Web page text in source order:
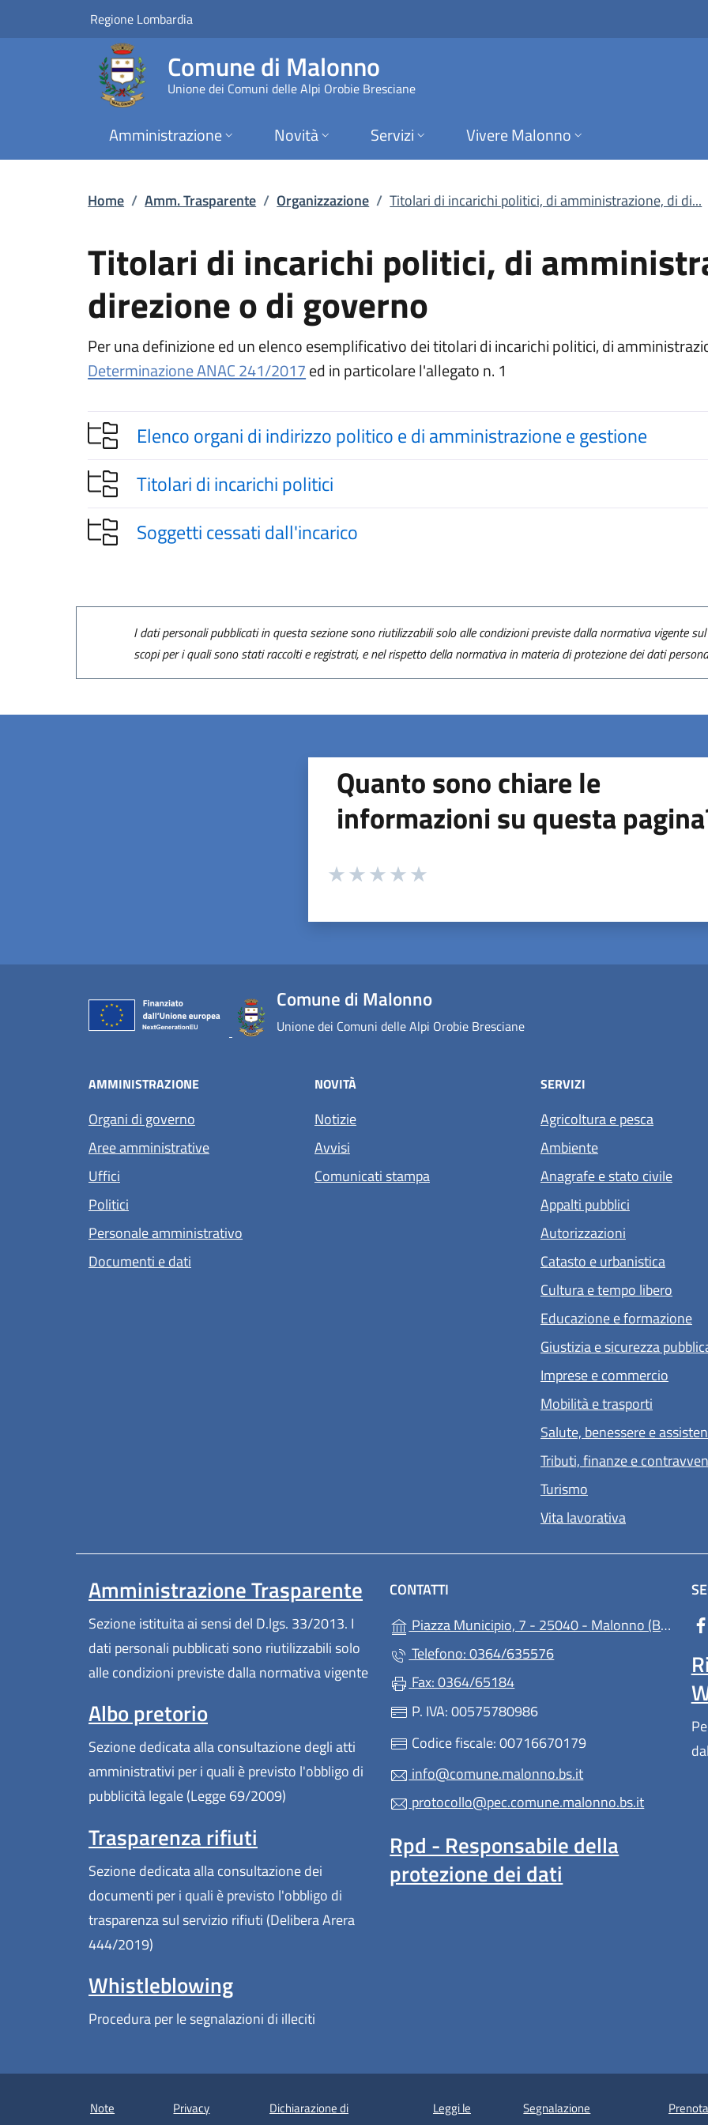
Vai al contenuto principale
Titolari di incarichi politici, di
Regione Lombardia
Comune di Malonno
Unione dei Comuni delle Alpi Orobie Bresciane
Amministrazione Novità Servizi Vivere Malonno
Home / Amm. Trasparente / Organizzazione / Titolari di incarichi politici, di amministrazione, di di...
Titolari di incarichi politici, di
direzione o di governo
Per una definizione ed un elenco esemplificativo dei titolari di incarichi politici, di
Determinazione ANAC 241/2017(apre in un'altra scheda).
ed in particolare l'allegato n. 1
Elenco organi di indirizzo politico e di amministrazione e gestione
Titolari di incarichi politici
Soggetti cessati dall'incarico
I dati personali pubblicati in questa sezione sono riutilizzabili solo alle condizioni previste dalla normativa vigente
scopi per i quali sono stati raccolti e registrati, e nel rispetto della normativa in materia di protezione dei dati
Quanto sono chiare le
informazioni su questa
Valuta da 1 a 5 stelle la pagina
Comune di Malonno
Unione dei Comuni delle Alpi Orobie Bresciane
AMMINISTRAZIONE
Organi di governo
Aree amministrative
Uffici
Politici
Personale amministrativo
Documenti e dati
NOVITÀ
Notizie
Avvisi
Comunicati stampa
SERVIZI
Agricoltura e pesca
Ambiente
Anagrafe e stato civile
Appalti pubblici
Autorizzazioni
Catasto e urbanistica
Cultura e tempo libero
Educazione e formazione
Giustizia e sicurezza
Imprese e commercio
Mobilità e trasporti
Salute, benessere e
Tributi, finanze e
Turismo
Vita lavorativa
Amministrazione Trasparente
Sezione istituita ai sensi del D.lgs. 33/2013. I
dati personali pubblicati sono riutilizzabili solo
alle condizioni previste dalla normativa vigente
Albo pretorio
Sezione dedicata alla consultazione degli atti
amministrativi per i quali è previsto l'obbligo di
pubblicità legale (Legge 69/2009)
Trasparenza rifiuti
Sezione dedicata alla consultazione dei
documenti per i quali è previsto l'obbligo di
trasparenza sul servizio rifiuti (Delibera Arera
444/2019)
Whistleblowing
Procedura per le segnalazioni di illeciti
CONTATTI
Piazza Municipio, 7 - 25040 - Malonno (BS)
Telefono: 0364/635576
Fax: 0364/65184
P. IVA: 00575780986
Codice fiscale: 00716670179
info@comune.malonno.bs.it
protocollo@pec.comune.malonno.bs.it
Rpd - Responsabile della
protezione dei dati
Note
Privacy
Dichiarazione di
Leggi le
Segnalazione